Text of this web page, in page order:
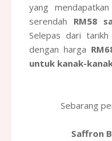
yang
serendah RM58
Selepas dari
dengan harga
untuk kanak-
Sebarang
Saffron